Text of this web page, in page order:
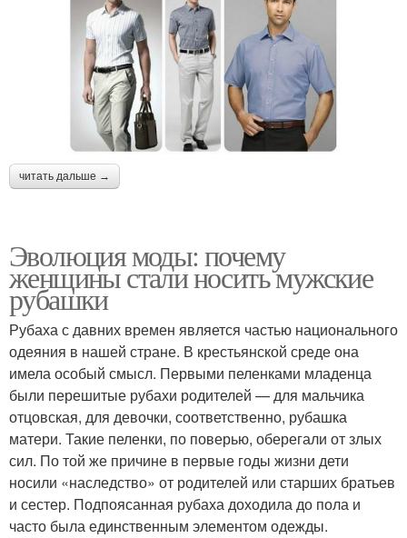
читать дальше →
Эволюция моды: почему
женщины стали носить мужские
рубашки
Рубаха с давних времен является частью национального
одеяния в нашей стране. В крестьянской среде она
имела особый смысл. Первыми пеленками младенца
были перешитые рубахи родителей — для мальчика
отцовская, для девочки, соответственно, рубашка
матери. Такие пеленки, по поверью, оберегали от злых
сил. По той же причине в первые годы жизни дети
носили «наследство» от родителей или старших братьев
и сестер. Подпоясанная рубаха доходила до пола и
часто была единственным элементом одежды.